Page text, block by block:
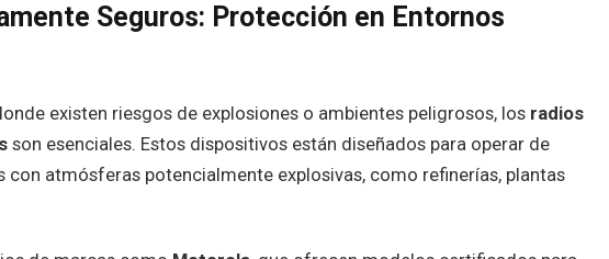
Seguros: Protección en Entornos
existen riesgos de explosiones o ambientes peligrosos, los radios
son esenciales. Estos dispositivos están diseñados para operar de
con atmósferas potencialmente explosivas, como refinerías, plantas